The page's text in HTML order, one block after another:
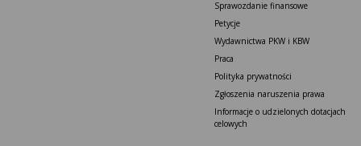
Sprawozdanie finansowe
Petycje
Wydawnictwa PKW i KBW
Praca
Polityka prywatności
Zgłoszenia naruszenia prawa
Informacje o udzielonych dotacjach
celowych